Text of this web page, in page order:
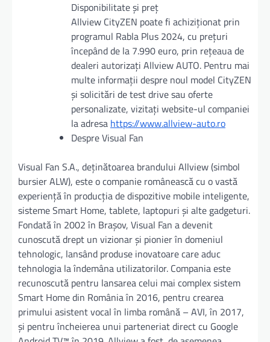
Disponibilitate și preț
Allview CityZEN poate fi achiziționat prin
programul Rabla Plus 2024, cu prețuri
începând de la 7.990 euro, prin rețeaua de
dealeri autorizați Allview AUTO. Pentru mai
multe informații despre noul model CityZEN
și solicitări de test drive sau oferte
personalizate, vizitați website-ul companiei
la adresa https://www.allview-auto.ro
Despre Visual Fan
Visual Fan S.A., deținătoarea brandului Allview (simbol
bursier ALW), este o companie românească cu o vastă
experiență în producția de dispozitive mobile inteligente,
sisteme Smart Home, tablete, laptopuri și alte gadgeturi.
Fondată în 2002 în Brașov, Visual Fan a devenit
cunoscută drept un vizionar și pionier în domeniul
tehnologic, lansând produse inovatoare care aduc
tehnologia la îndemâna utilizatorilor. Compania este
recunoscută pentru lansarea celui mai complex sistem
Smart Home din România în 2016, pentru crearea
primului asistent vocal în limba română – AVI, în 2017,
și pentru încheierea unui parteneriat direct cu Google